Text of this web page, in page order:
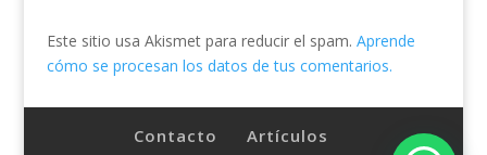
Este sitio usa Akismet para reducir el spam. Aprende
cómo se procesan los datos de tus comentarios.
Contacto Artículos